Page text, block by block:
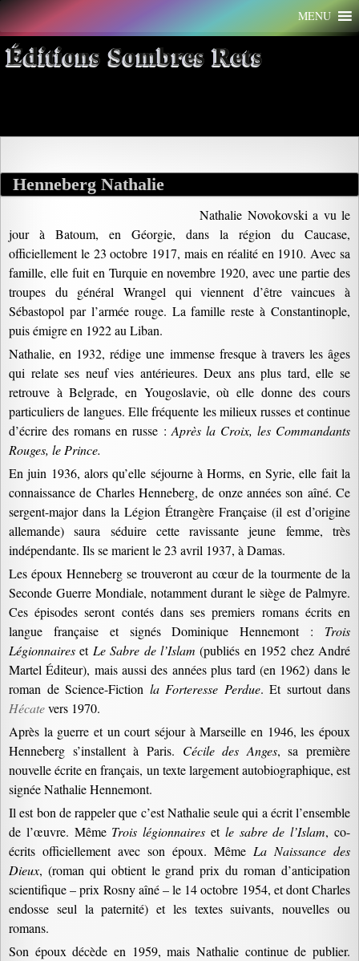
Aller
au
contenu
MENU
Éditions Sombres Rets
Archives par mot-clé : Croix
Henneberg Nathalie
Nathalie Novokovski a vu le
jour à Batoum, en Géorgie, dans la région du Caucase,
officiellement le 23 octobre 1917, mais en réalité en 1910. Avec sa
famille, elle fuit en Turquie en novembre 1920, avec une partie des
troupes du général Wrangel qui viennent d’être vaincues à
Sébastopol par l’armée rouge. La famille reste à Constantinople,
puis émigre en 1922 au Liban.
Nathalie, en 1932, rédige une immense fresque à travers les âges
qui relate ses neuf vies antérieures. Deux ans plus tard, elle se
retrouve à Belgrade, en Yougoslavie, où elle donne des cours
particuliers de langues. Elle fréquente les milieux russes et continue
d’écrire des romans en russe : Après la Croix, les Commandants
Rouges, le Prince.
En juin 1936, alors qu’elle séjourne à Horms, en Syrie, elle fait la
connaissance de Charles Henneberg, de onze années son aîné. Ce
sergent-major dans la Légion Étrangère Française (il est d’origine
allemande) saura séduire cette ravissante jeune femme, très
indépendante. Ils se marient le 23 avril 1937, à Damas.
Les époux Henneberg se trouveront au cœur de la tourmente de la
Seconde Guerre Mondiale, notamment durant le siège de Palmyre.
Ces épisodes seront contés dans ses premiers romans écrits en
langue française et signés Dominique Hennemont : Trois
LégionnairesetLe Sabre de l’Islam (publiés en 1952 chez André
Martel Éditeur), mais aussi des années plus tard (en 1962) dans le
roman de Science-Fiction la Forteresse Perdue. Et surtout dans
Hécatevers 1970.
Après la guerre et un court séjour à Marseille en 1946, les époux
Henneberg s’installent à Paris. Cécile des Anges, sa première
nouvelle écrite en français, un texte largement autobiographique, est
signée Nathalie Hennemont.
Il est bon de rappeler que c’est Nathalie seule qui a écrit l’ensemble
de l’œuvre. Même Trois légionnairesetle sabre de l’Islam, co-
écrits officiellement avec son époux. Même La Naissance des
Dieux, (roman qui obtient le grand prix du roman d’anticipation
scientifique – prix Rosny aîné – le 14 octobre 1954, et dont Charles
endosse seul la paternité) et les textes suivants, nouvelles ou
romans.
Son époux décède en 1959, mais Nathalie continue de publier.